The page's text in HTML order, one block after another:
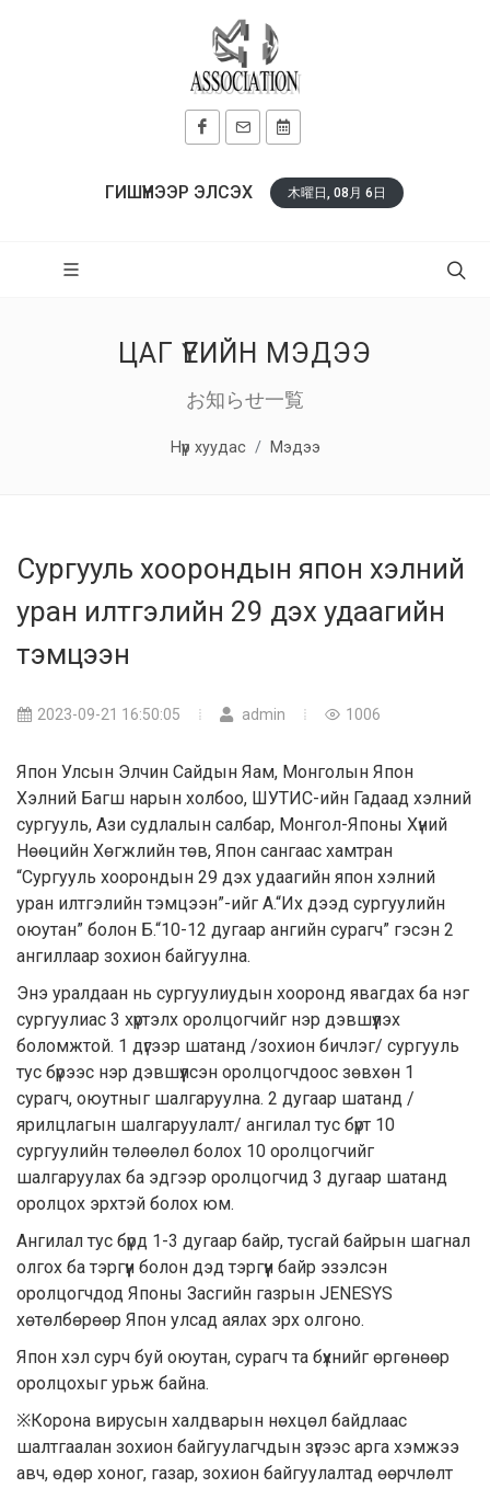
ГИШҮҮНЭЭР ЭЛСЭХ 木曜日, 08月 6日
ЦАГ ҮЕИЙН МЭДЭЭ
お知らせ一覧
Нүүр хуудас Мэдээ
Сургууль хоорондын япон хэлний
уран илтгэлийн 29 дэх удаагийн
тэмцээн
2023-09-21 16:50:05 admin 1006
Япон Улсын Элчин Сайдын Яам, Монголын Япон
Хэлний Багш нарын холбоо, ШУТИС-ийн Гадаад хэлний
сургууль, Ази судлалын салбар, Монгол-Японы Хүний
Нөөцийн Хөгжлийн төв, Япон сангаас хамтран
“Сургууль хоорондын 29 дэх удаагийн япон хэлний
уран илтгэлийн тэмцээн”-ийг А.“Их дээд сургуулийн
оюутан” болон Б.“10-12 дугаар ангийн сурагч” гэсэн 2
ангиллaaр зохион байгуулна.
Энэ уралдаан нь сургуулиудын хооронд явагдах ба нэг
сургуулиас 3 хүртэлх оролцогчийг нэр дэвшүүлэх
боломжтой. 1 дүгээр шатанд /зохион бичлэг/ сургууль
тус бүрээс нэр дэвшүүлсэн оролцогчдоос зөвхөн 1
сурагч, оюутныг шалгаруулна. 2 дугаар шатанд /
ярилцлагын шалгаруулалт/ ангилал тус бүрт 10
сургуулийн төлөөлөл болох 10 оролцогчийг
шалгаруулах ба эдгээр оролцогчид 3 дугаар шатанд
оролцох эрхтэй болох юм.
Ангилал тус бүрд 1-3 дугаар байр, тусгай байрын шагнал
олгох ба тэргүүн болон дэд тэргүүн байр эзэлсэн
оролцогчдод Японы Засгийн газрын JENESYS
хөтөлбөрөөр Япон улсад аялах эрх олгоно.
Япон хэл сурч буй оюутан, сурагч та бүхнийг өргөнөөр
оролцохыг урьж байна.
※Корона вирусын халдварын нөхцөл байдлаас
шалтгаалан зохион байгуулагчдын зүгээс арга хэмжээ
авч, өдөр хоног, газар, зохион байгуулалтад өөрчлөлт